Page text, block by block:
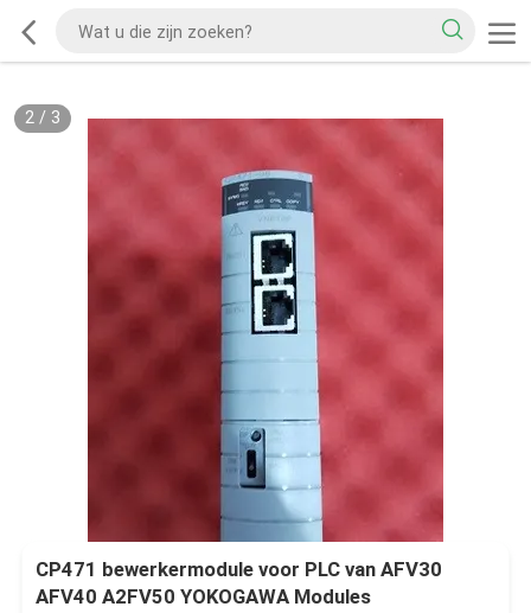
2/ 3
CP471 bewerkermodule voor PLC van AFV30
AFV40 A2FV50 YOKOGAWA Modules